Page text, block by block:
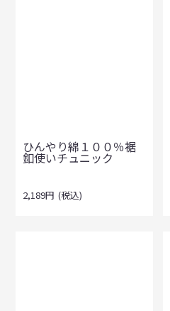
ひんやり綿１００％裾
釦使いチュニック
2,189円 (税込)